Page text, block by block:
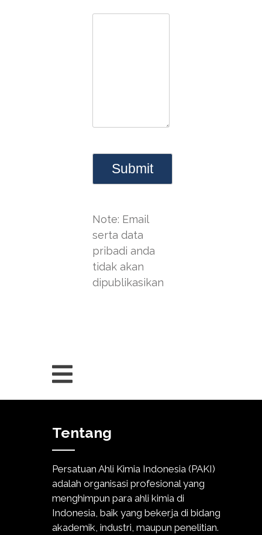
Note: Email
serta data
pribadi anda
tidak akan
dipublikasikan
Tentang
Persatuan Ahli Kimia Indonesia (PAKI)
adalah organisasi profesional yang
menghimpun para ahli kimia di
Indonesia, baik yang bekerja di bidang
akademik, industri, maupun penelitian.